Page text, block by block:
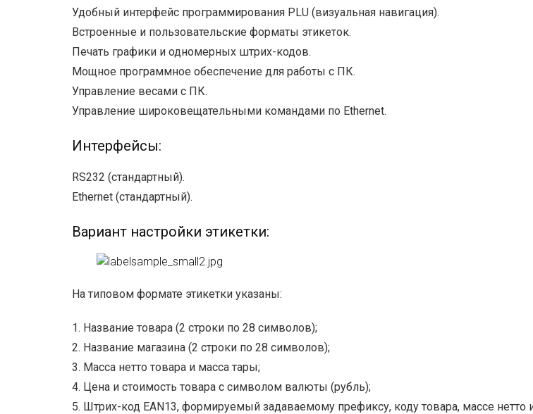
Удобный интерфейс программирования PLU (визуальная навигация).
Встроенные и пользовательские форматы этикеток.
Печать графики и одномерных штрих-кодов.
Мощное программное обеспечение для работы с ПК.
Управление весами с ПК.
Управление широковещательными командами по Ethernet.
Интерфейсы:
RS232 (стандартный).
Ethernet (стандартный).
Вариант настройки этикетки:
На типовом формате этикетки указаны:
1. Название товара (2 строки по 28 символов);
2. Название магазина (2 строки по 28 символов);
3. Масса нетто товара и масса тары;
4. Цена и стоимость товара с символом валюты (рубль);
5. Штрих-код EAN13, формируемый задаваемому префиксу, коду товара, массе